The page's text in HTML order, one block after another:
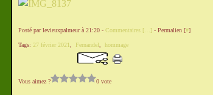
Posté par levieuxpalmeur à 21:20 - Commentaires [ ] - Permalien [#]
Tags: 27 février 2021 Fernandel hommage
Vous aimez ? 0 vote